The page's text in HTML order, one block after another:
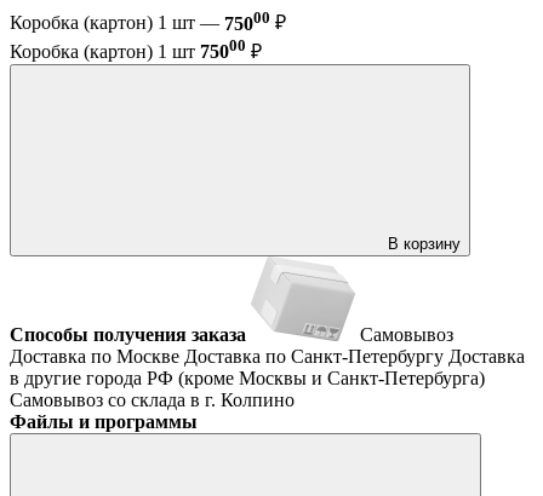
Коробка (картон) 1 шт — 75000 ₽
Коробка (картон) 1 шт 75000 ₽
В корзину
Способы получения заказа
Самовывоз
Доставка по Москве Доставка по Санкт-Петербургу Доставка
в другие города РФ (кроме Москвы и Санкт-Петербурга)
Самовывоз со склада в г. Колпино
Файлы и программы